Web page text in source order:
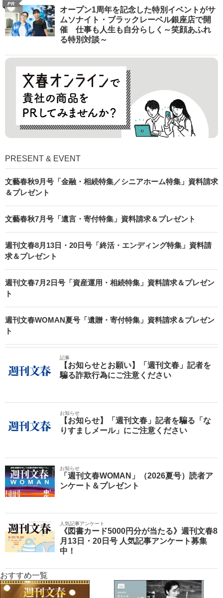
PR
オープン1周年を記念した特別イベントがサ
ムソナイト・ブラックレーベル銀座店で開
催 仕事も人生も自分らしく～笑顔あふれ
る特別対談～
PRESENT & EVENT
文藝春秋9月号「金融・相続特集／シニアホーム特集」資料請求
＆プレゼント
文藝春秋7月号「遺言・寄付特集」資料請求＆プレゼント
週刊文春8月13日・20日号「終活・エンディング特集」資料請
求＆プレゼント
週刊文春7月2日号「資産運用・相続特集」資料請求＆プレゼン
ト
週刊文春WOMAN夏号「遺贈・寄付特集」資料請求＆プレゼン
ト
記事
【お知らせとお願い】「週刊文春」記者を
騙る詐欺行為にご注意ください
お知らせ
【お知らせ】「週刊文春」記者を騙る「な
りすましメール」にご注意ください
お知らせ
「週刊文春WOMAN」（2026夏号）読者ア
ンケート＆プレゼント
人気記事アンケート
《図書カード5000円分が当たる》週刊文春8
月13日・20日号 人気記事アンケート募集
中！
おすすめ一覧